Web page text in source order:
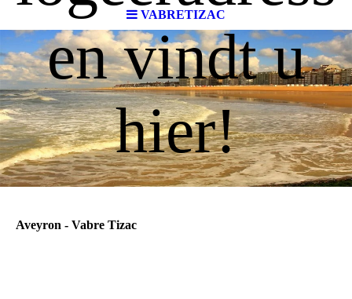
VABRETIZAC
en vindt u
hier!
Aveyron - Vabre Tizac